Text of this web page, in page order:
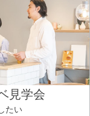
見学会
たい